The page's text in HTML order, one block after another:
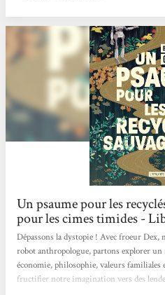
Un psaume pour les
pour les cimes timides -
Dépassons la dystopie ! Avec froeur
robot anthropologue, partons explorer un
économie, philosophie, valeurs
fructifier notre imagination vers des